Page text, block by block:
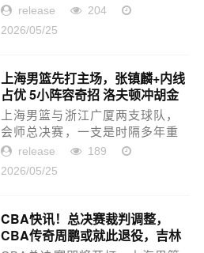
家队集训，部分球员则开始度假
或参加活动。主教练杜锋最近则
吉...
release
204
2026/05/25
上海男篮先打主场，张镇麟+内线
占优 5小阵容奇招 洛夫顿冲胡金
秋
上海男篮与浙江广厦两支球队，
会师总决赛，一支是时隔多年重
新闯入决赛，一支是卫冕冠军，
两队之间的对决，必然很有看
广厦，常规...
release
189
2026/05/25
CBA快讯！总决赛裁判调整，
CBA传奇周鹏或就此退役，吉林